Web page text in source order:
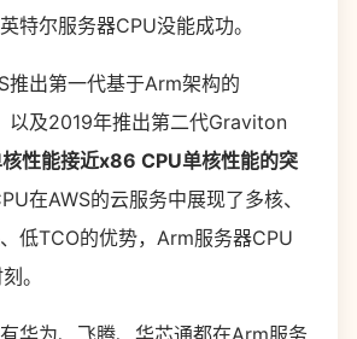
特尔服务器CPU没能成功。
推出第一代基于Arm架构的
以及2019年推出第二代Graviton
性能接近x86 CPU单核性能的突
在AWS的云服务中展现了多核、
低TCO的优势，Arm服务器CPU
。
华为、飞腾、华芯通都在Arm服务